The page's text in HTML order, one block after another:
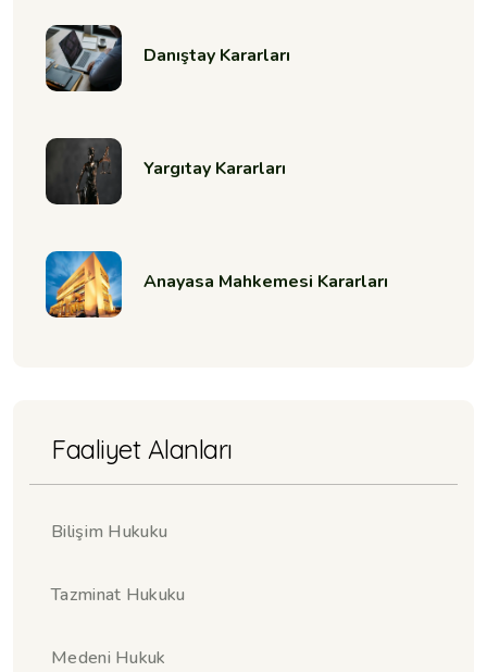
Danıştay Kararları
Yargıtay Kararları
Anayasa Mahkemesi Kararları
Faaliyet Alanları
Bilişim Hukuku
Tazminat Hukuku
Medeni Hukuk